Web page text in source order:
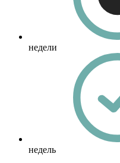
недели
недель